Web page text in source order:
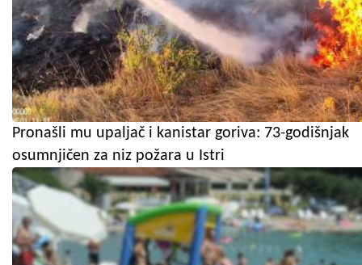
Pronašli mu upaljač i kanistar goriva: 73-godišnjak
osumnjičen za niz požara u Istri